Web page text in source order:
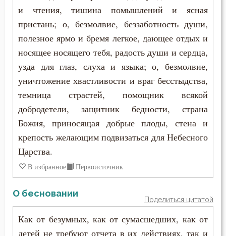
и чтения, тишина помышлений и ясная
пристань; о, безмолвие, беззаботность души,
полезное ярмо и бремя легкое, дающее отдых и
носящее носящего тебя, радость души и сердца,
узда для глаз, слуха и языка; о, безмолвие,
уничтожение хвастливости и враг бесстыдства,
темница страстей, помощник всякой
добродетели, защитник бедности, страна
Божия, приносящая добрые плоды, стена и
крепость желающим подвизаться для Небесного
Царства.
В избранное Первоисточник
О бесновании
Поделиться цитатой
Как от безумных, как от сумасшедших, как от
детей не требуют отчета в их действиях, так и